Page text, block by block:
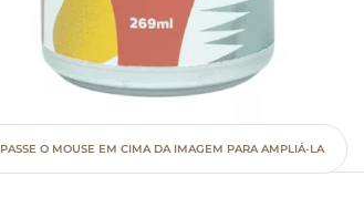
PASSE O MOUSE EM CIMA DA IMAGEM PARA AMPLIÁ-LA